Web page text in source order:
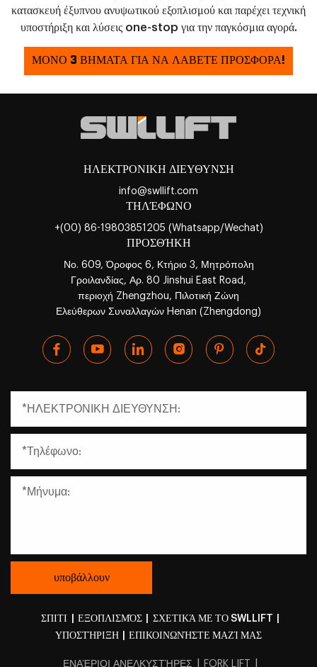
κατασκευή έξυπνου ανυψωτικού εξοπλισμού και παρέχει τεχνική
υποστήριξη και λύσεις one-stop για την παγκόσμια αγορά.
ΜΟΝΟ 3 ΒΗΜΑΤΑ ΓΙΑ ΝΑ ΛΑΒΕΤΕ ΠΡΟΣΦΟΡΑ!
ΗΛΕΚΤΡΟΝΙΚΗ ΔΙΕΥΘΥΝΣΗ
info@swllift.com
ΤΗΛΈΦΩΝΟ
+(00) 86-19803851205 (Whatsapp/Wechat)
ΠΡΟΣΘΉΚΗ
Νο. 609, Όροφος 6, Κτήριο 3, Μητρόπολη
Γροιλανδίας, Αρ. 80 Jinshui East Road,
περιοχή Zhengzhou, Πιλοτική Ζώνη
Ελεύθερων Συναλλαγών Henan (Zhengdong)
ΣΠΙΤΙ ΕΞΟΠΛΙΣΜΌΣ ΣΧΕΤΙΚΆ ΜΕ ΤΟ SWLLIFT
ΥΠΟΣΤΉΡΙΞΗ
ΕΠΙΚΟΙΝΩΝΉΣΤΕ ΜΑΖΊ ΜΑΣ
ΕΝΑΈΡΙΟΙ ΑΝΕΛΚΥΣΤΉΡΕΣ FORK LIFT